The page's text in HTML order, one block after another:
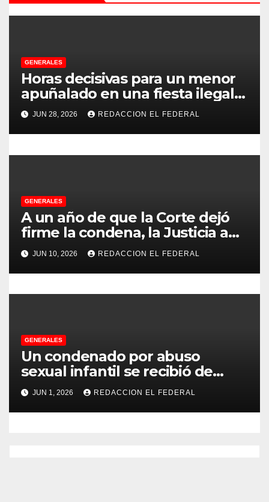
n
e
e
n
a
d
a
s
GENERALES
Horas decisivas para un menor
apuñalado en una fiesta ilegal
con más de 500 asistentes en
Chilecito
JUN 28, 2026 REDACCION EL FEDERAL
GENERALES
A un año de que la Corte dejó
firme la condena, la Justicia aún
no pudo decomisarle ni un peso
a CFK
JUN 10, 2026 REDACCION EL FEDERAL
GENERALES
Un condenado por abuso
sexual infantil se recibió de
psicopedagogo dentro del
Servicio Penitenciario de La
Rioja
JUN 1, 2026 REDACCION EL FEDERAL